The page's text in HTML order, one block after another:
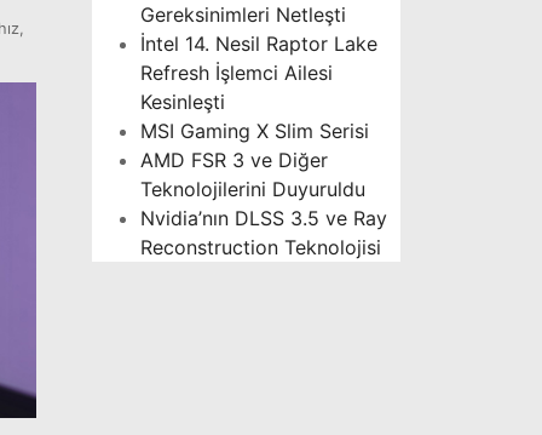
Gereksinimleri Netleşti
İntel 14. Nesil Raptor Lake
Refresh İşlemci Ailesi
Kesinleşti
MSI Gaming X Slim Serisi
AMD FSR 3 ve Diğer
Teknolojilerini Duyuruldu
Nvidia’nın DLSS 3.5 ve Ray
Reconstruction Teknolojisi